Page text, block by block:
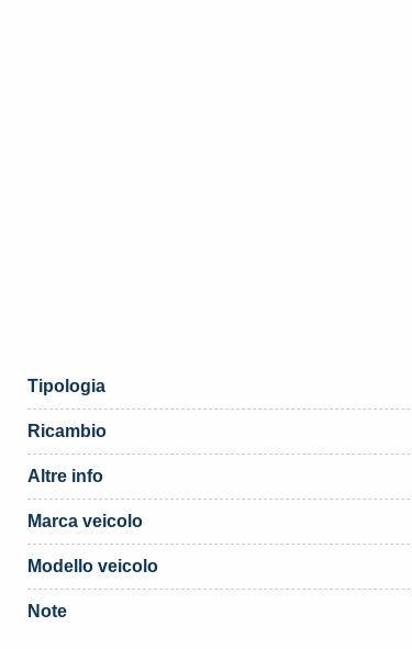
Tipologia
Ricambio
Altre info
Marca veicolo
Modello veicolo
Note